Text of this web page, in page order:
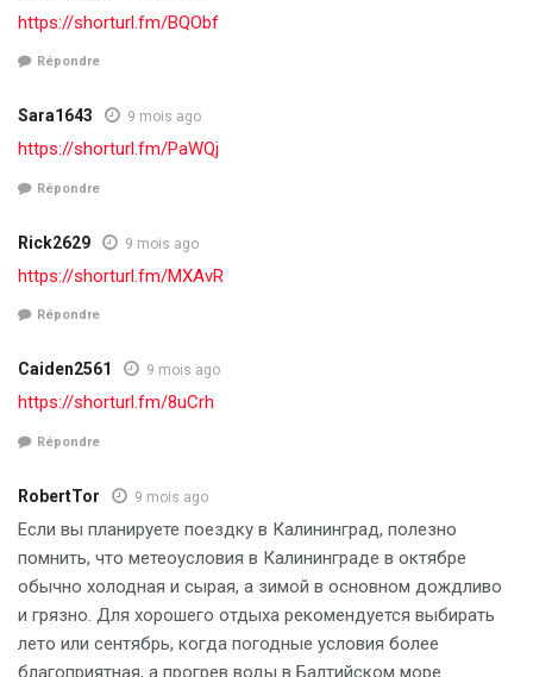
https://shorturl.fm/BQObf
Répondre
Sara1643 9 mois ago
https://shorturl.fm/PaWQj
Répondre
Rick2629 9 mois ago
https://shorturl.fm/MXAvR
Répondre
Caiden2561 9 mois ago
https://shorturl.fm/8uCrh
Répondre
RobertTor 9 mois ago
Если вы планируете поездку в Калининград, полезно
помнить, что метеоусловия в Калининграде в октябре
обычно холодная и сырая, а зимой в основном дождливо
и грязно. Для хорошего отдыха рекомендуется выбирать
лето или сентябрь, когда погодные условия более
благоприятная, а прогрев воды в Балтийском море